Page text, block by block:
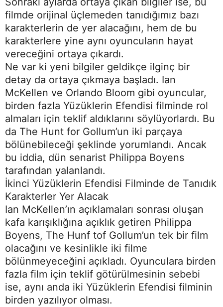
filmde orijinal üçlemeden tanıdığımız bazı
karakterlerin de yer alacağını, hem de bu
karakterlere yine aynı oyuncuların hayat
vereceğini ortaya çıkardı.
Ne var ki yeni bilgiler geldikçe ilginç bir
detay da ortaya çıkmaya başladı. Ian
McKellen ve Orlando Bloom gibi oyuncular,
birden fazla Yüzüklerin Efendisi filminde rol
almaları için teklif aldıklarını söylüyorlardı. Bu
da The Hunt for Gollum’un iki parçaya
bölünebileceği şeklinde yorumlandı. Ancak
bu iddia, dün senarist Philippa Boyens
tarafından yalanlandı.
İkinci Yüzüklerin Efendisi Filminde de Tanıdık
Karakterler Yer Alacak
Ian McKellen’ın açıklamaları sonrası oluşan
kafa karışıklığına açıklık getiren Philippa
Boyens, The Hunf tof Gollum’un tek bir film
olacağını ve kesinlikle iki filme
bölünmeyeceğini açıkladı. Oyunculara birden
fazla film için teklif götürülmesinin sebebi
ise, aynı anda iki Yüzüklerin Efendisi filminin
birden yazılıyor olması.